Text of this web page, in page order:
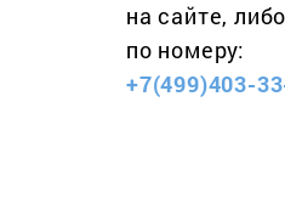
на сайте,
по номеру:
+7(499)403-